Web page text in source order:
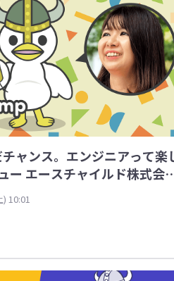
ャンス。エンジニアって楽
ー エースチャイルド株式会
10:01